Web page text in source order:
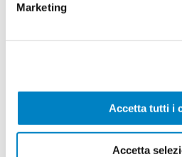
Marketing
Accetta tutti i
Accetta